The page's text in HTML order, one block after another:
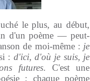
le plus, au début,
d'un poème — peut-
de moi-même : je
: d'ici, d'où je suis, je
futures. C'est une
; chaque poème